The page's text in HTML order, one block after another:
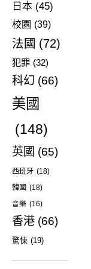
日本 (45)
校園 (39)
法國 (72)
犯罪 (32)
科幻 (66)
美國
(148)
英國 (65)
西班牙 (18)
韓國 (18)
音樂 (16)
香港 (66)
驚悚 (19)